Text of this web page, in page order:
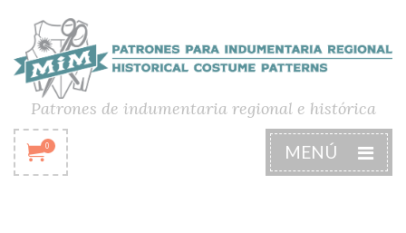
Patrones de indumentaria regional e histórica
0 MENÚ